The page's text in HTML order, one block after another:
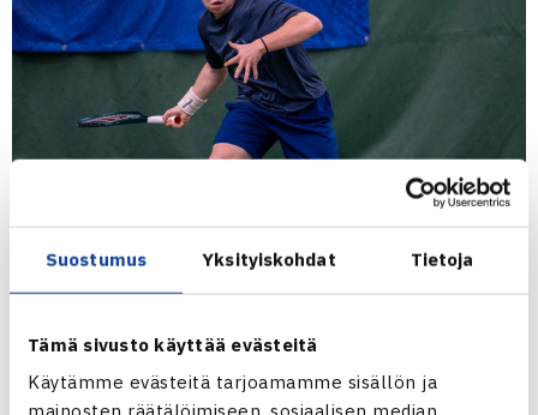
Suostumus Yksityiskohdat Tietoja
Tämä sivusto käyttää evästeitä
Käytämme evästeitä tarjoamamme sisällön ja
Jeri Lassilapelaa uransa ensimmäistä kertaa ATP
Challenger -kilpailun pääsarjassa. Nebraskan yliopistossa